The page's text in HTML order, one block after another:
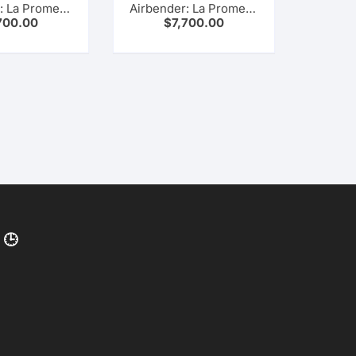
Promesa
Airbender: La Promesa
#03
$7,700.00
🕒